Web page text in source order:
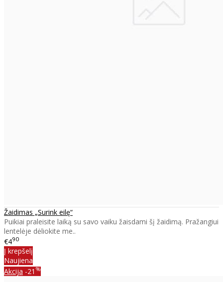
Žaidimas „Surink eilę“
Puikiai praleisite laiką su savo vaiku žaisdami šį žaidimą. Pražangiui
lentelėje dėliokite me..
€490
Į krepšelį
Naujiena
Akcija -21 %